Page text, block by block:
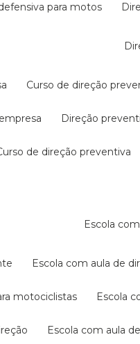
defensiva para motos
curso de direção
direção
curso de direção preventiva
escola
escola com aula de
motociclistas escola
escola com aula